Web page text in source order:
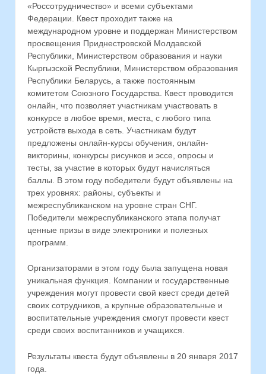
«Россотрудничество» и всеми субъектами
Федерации. Квест проходит также на
международном уровне и поддержан Министерством
просвещения Приднестровской Молдавской
Республики, Министерством образования и науки
Кыргызской Республики, Министерством образования
Республики Беларусь, а также постоянным
комитетом Союзного Государства. Квест проводится
онлайн, что позволяет участникам участвовать в
конкурсе в любое время, места, с любого типа
устройств выхода в сеть. Участникам будут
предложены онлайн-курсы обучения, онлайн-
викторины, конкурсы рисунков и эссе, опросы и
тесты, за участие в которых будут начисляться
баллы. В этом году победители будут объявлены на
трех уровнях: районы, субъекты и
межреспубликанском на уровне стран СНГ.
Победители межреспубликанского этапа получат
ценные призы в виде электроники и полезных
программ.
Организаторами в этом году была запущена новая
уникальная функция. Компании и государственные
учреждения могут провести свой квест среди детей
своих сотрудников, а крупные образовательные и
воспитательные учреждения смогут провести квест
среди своих воспитанников и учащихся.
Результаты квеста будут объявлены в 20 января 2017
года.